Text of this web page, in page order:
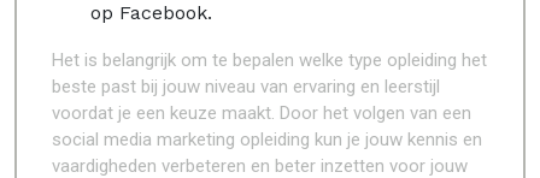
op Facebook.
Het is belangrijk om te bepalen welke type opleiding het
beste past bij jouw niveau van ervaring en leerstijl
voordat je een keuze maakt. Door het volgen van een
social media marketing opleiding kun je jouw kennis en
vaardigheden verbeteren en beter inzetten voor jouw